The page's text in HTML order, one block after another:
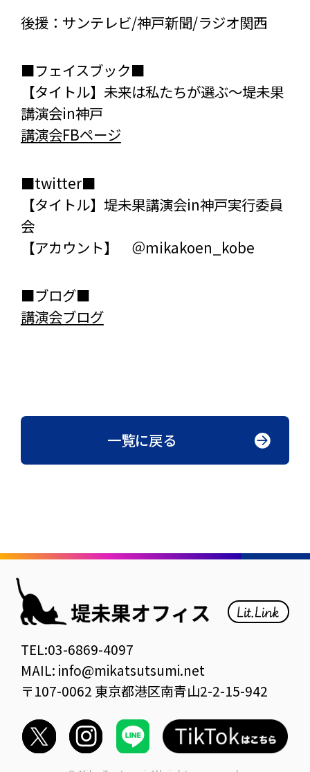
後援：サンテレビ/神戸新聞/ラジオ関西
■フェイスブック■
【タイトル】未来は私たちが選ぶ～堤未果
講演会in神戸
講演会FBページ
■twitter■
【タイトル】堤未果講演会in神戸実行委員
会
【アカウント】 ＠mikakoen_kobe
■ブログ■
講演会ブログ
一覧に戻る
TEL:03-6869-4097
MAIL: info@mikatsutsumi.net
〒107-0062 東京都港区南青山2-2-15-942